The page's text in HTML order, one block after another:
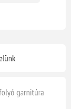
garnitúra